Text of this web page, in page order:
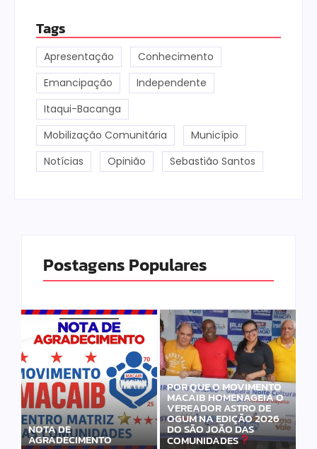
Tags
Apresentação
Conhecimento
Emancipação
Independente
Itaqui-Bacanga
Mobilização Comunitária
Município
Notícias
Opinião Sebastião Santos
Postagens Populares
NOTA DE
AGRADECIMENTO
POR QUE O MOVIMENTO
MACAIB HOMENAGEIA O
VEREADOR ASTRO DE
OGUM NA EDIÇÃO 2026
DO SÃO JOÃO DAS
COMUNIDADES